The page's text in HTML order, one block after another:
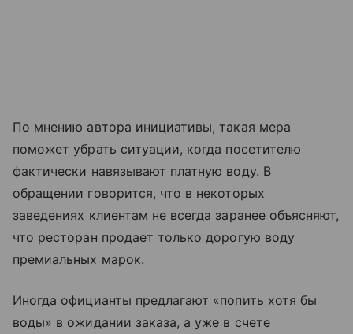
По мнению автора инициативы, такая мера
поможет убрать ситуации, когда посетителю
фактически навязывают платную воду. В
обращении говорится, что в некоторых
заведениях клиентам не всегда заранее объясняют,
что ресторан продает только дорогую воду
премиальных марок.
Иногда официанты предлагают «попить хотя бы
воды» в ожидании заказа, а уже в счете